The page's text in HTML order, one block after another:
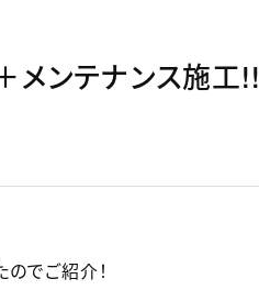
ンテナンス施工!!
でご紹介！